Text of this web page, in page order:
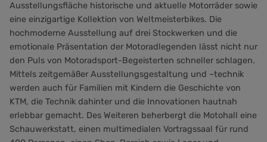
Ausstellungsfläche historische und aktuelle Motorräder sowie
eine einzigartige Kollektion von Weltmeisterbikes. Die
hochmoderne Ausstellung auf drei Stockwerken und die
emotionale Präsentation der Motoradlegenden lässt nicht nur
den Puls von Motoradsport-Begeisterten schneller schlagen.
Mittels zeitgemäßer Ausstellungsgestaltung und –technik
werden auch für Familien mit Kindern die Geschichte von
KTM, die Technik dahinter und die Innovationen hautnah
erlebbar gemacht. Des Weiteren beherbergt die Motohall eine
Schauwerkstatt, einen multimedialen Vortragssaal für rund